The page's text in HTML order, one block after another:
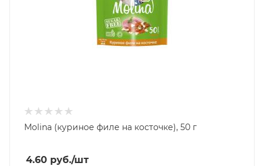
Molina (куриное филе на косточке), 50 г
4.60 руб./шт